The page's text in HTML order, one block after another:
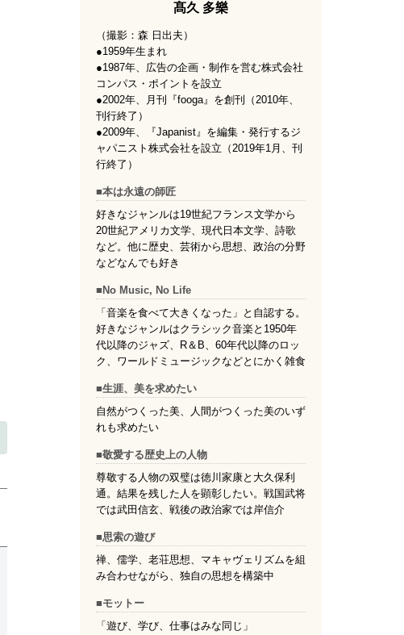
髙久 多樂
（撮影：森 日出夫）
●1959年生まれ
●1987年、広告の企画・制作を営む株式会社
コンパス・ポイントを設立
●2002年、月刊『fooga』を創刊（2010年、
刊行終了）
●2009年、『Japanist』を編集・発行するジ
ャパニスト株式会社を設立（2019年1月、刊
行終了）
■本は永遠の師匠
好きなジャンルは19世紀フランス文学から
20世紀アメリカ文学、現代日本文学、詩歌
など。他に歴史、芸術から思想、政治の分野
などなんでも好き
■No Music, No Life
「音楽を食べて大きくなった」と自認する。
好きなジャンルはクラシック音楽と1950年
代以降のジャズ、R＆B、60年代以降のロッ
ク、ワールドミュージックなどとにかく雑食
■生涯、美を求めたい
自然がつくった美、人間がつくった美のいず
れも求めたい
■敬愛する歴史上の人物
尊敬する人物の双璧は徳川家康と大久保利
通。結果を残した人を顕彰したい。戦国武将
では武田信玄、戦後の政治家では岸信介
■思索の遊び
禅、儒学、老荘思想、マキャヴェリズムを組
み合わせながら、独自の思想を構築中
■モットー
「遊び、学び、仕事はみな同じ」